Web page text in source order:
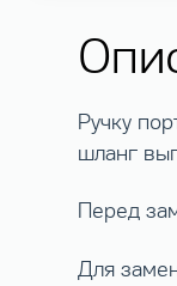
Ручку
шланг
Перед
Для